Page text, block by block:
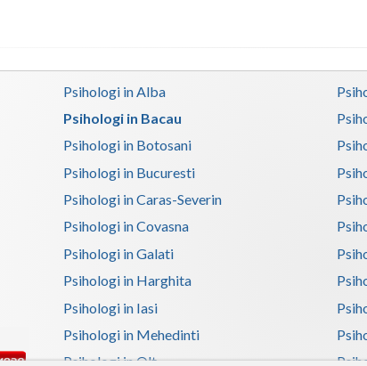
Psihologi in Alba
Psihologi in Bacau
Psihologi in Botosani
Psihologi in Bucuresti
Psihologi in Caras-Severin
Psihologi in Covasna
Psihologi in Galati
Psihologi in Harghita
Psihologi in Iasi
Psihologi in Mehedinti
Psihologi in Olt